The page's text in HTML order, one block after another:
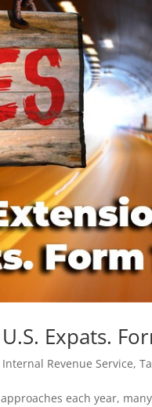
Expats.
Internal Revenue Service,
each year,